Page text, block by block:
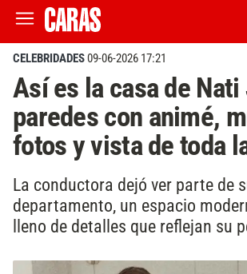
CELEBRIDADES09-06-2026 17:21
Así es la casa de
paredes con animé,
fotos y vista de toda
La conductora dejó ver parte de
departamento, un espacio
lleno de detalles que reflejan su